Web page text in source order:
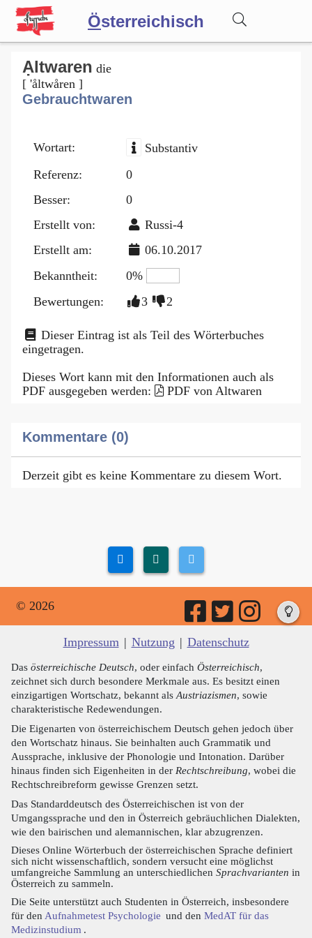
Österreichisch
Wörterbuch
Forum
Blog
Ạltwaren die
[ 'åltwåren ]
Gebrauchtwaren
Wortart:
Substantiv
Referenz:
0
Besser:
0
Erstellt von:
Russi-4
Erstellt am:
06.10.2017
Bekanntheit:
0%
Bewertungen:
3 2
Dieser Eintrag ist als Teil des Wörterbuches
eingetragen.
Dieses Wort kann mit den Informationen auch als
PDF ausgegeben werden:
PDF von Altwaren
Kommentare (0)
Derzeit gibt es keine Kommentare zu diesem Wort.
© 2026
Impressum | Nutzung | Datenschutz
Das österreichische Deutsch, oder einfach Österreichisch,
zeichnet sich durch besondere Merkmale aus. Es besitzt einen
einzigartigen Wortschatz, bekannt als Austriazismen, sowie
charakteristische Redewendungen.
Die Eigenarten von österreichischem Deutsch gehen jedoch über
den Wortschatz hinaus. Sie beinhalten auch Grammatik und
Aussprache, inklusive der Phonologie und Intonation. Darüber
hinaus finden sich Eigenheiten in der Rechtschreibung, wobei die
Rechtschreibreform gewisse Grenzen setzt.
Das Standarddeutsch des Österreichischen ist von der
Umgangssprache und den in Österreich gebräuchlichen Dialekten,
wie den bairischen und alemannischen, klar abzugrenzen.
Dieses Online Wörterbuch der österreichischen Sprache definiert
sich nicht wissenschaftlich, sondern versucht eine möglichst
umfangreiche Sammlung an unterschiedlichen Sprachvarianten in
Österreich zu sammeln.
Die Seite unterstützt auch Studenten in Österreich, insbesondere
für den Aufnahmetest Psychologie und den MedAT für das
Medizinstudium .